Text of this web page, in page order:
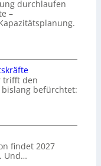
durchlaufen
–
trifft den
befürchtet:
findet 2027
Und…